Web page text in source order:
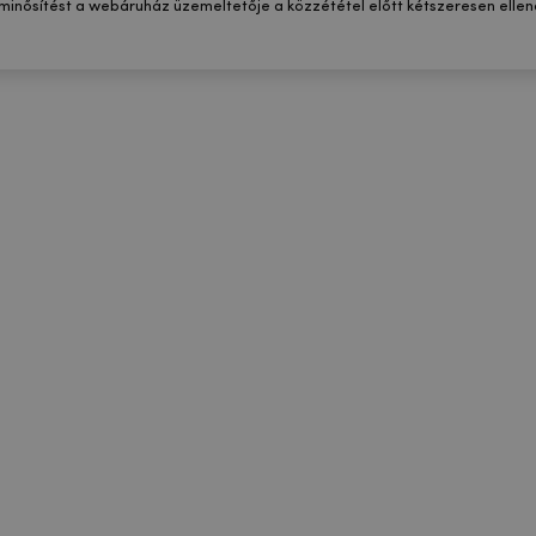
a webáruház üzemeltetője a közzététel előtt kétszeresen